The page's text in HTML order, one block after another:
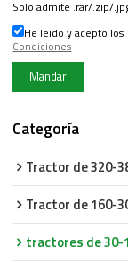
Solo admite .rar/.zip/
He leido y acepto
Condiciones
Mandar
Categoría
Tractor de 320-
Tractor de 160-
tractores de 30-